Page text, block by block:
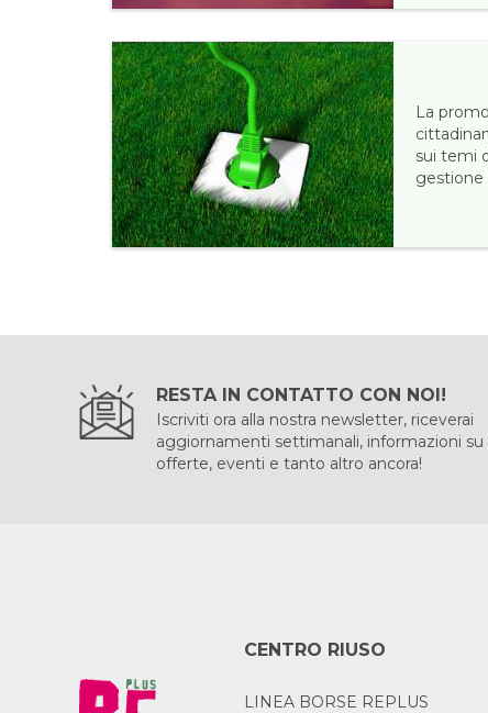
La
sui temi
gestione
RESTA IN CONTATTO CON NOI!
Iscriviti ora alla nostra newsletter, riceverai
aggiornamenti settimanali, informazioni su
offerte, eventi e tanto altro ancora!
CENTRO RIUSO
LINEA BORSE REPLUS